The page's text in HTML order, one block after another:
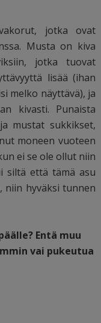
jotka ovat
Musta on kiva
jotka tuovat
lisää (ihan
melko näyttävä), ja
kivasti. Punaista
mustat sukkikset,
moneen vuoteen
ei se ole ollut niin
siltä että tämä asu
niin hyväksi tunnen
Entä muu
vai pukeutua